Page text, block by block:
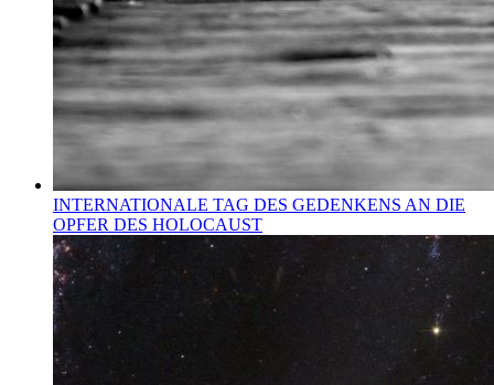
INTERNATIONALE TAG DES GEDENKENS AN DIE
OPFER DES HOLOCAUST